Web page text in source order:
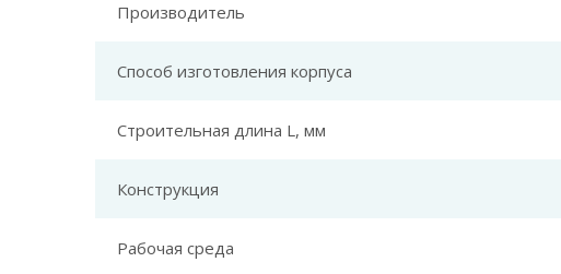
Производитель
Способ изготовления корпуса
Строительная длина L, мм
Конструкция
Рабочая среда